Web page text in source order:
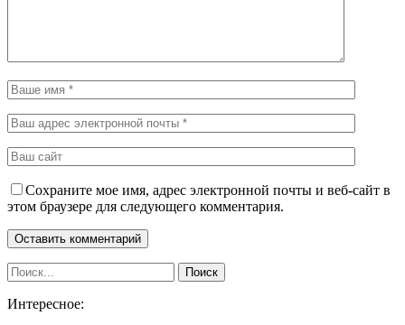
Сохраните мое имя, адрес электронной почты и веб-сайт в
этом браузере для следующего комментария.
Интересное: